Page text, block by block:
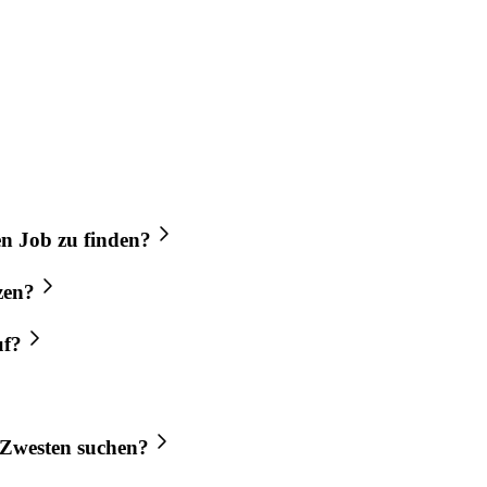
Job zu finden?
suchen?